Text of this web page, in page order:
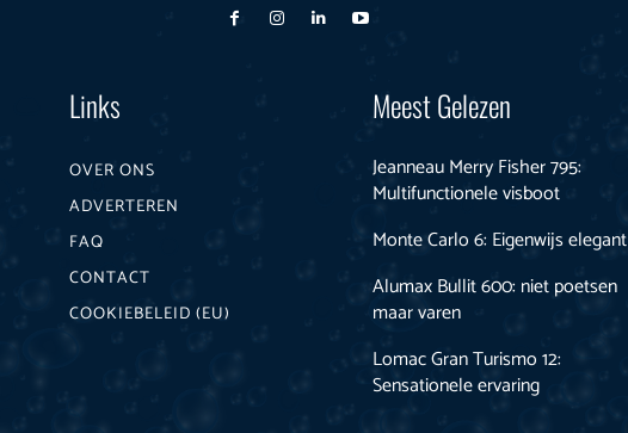
Links
OVER ONS
ADVERTEREN
FAQ
CONTACT
COOKIEBELEID (EU)
Meest Gelezen
Jeanneau Merry Fisher 795:
Multifunctionele visboot
Monte Carlo 6: Eigenwijs elegant
Alumax Bullit 600: niet poetsen
maar varen
Lomac Gran Turismo 12:
Sensationele ervaring